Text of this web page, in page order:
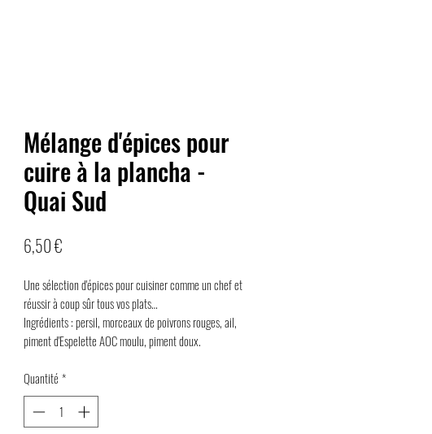
Mélange d'épices pour
cuire à la plancha -
Quai Sud
6,50 €
Une sélection d'épices pour cuisiner comme un chef et
réussir à coup sûr tous vos plats…
Ingrédients : persil, morceaux de poivrons rouges, ail,
piment d'Espelette AOC moulu, piment doux.
Quantité *